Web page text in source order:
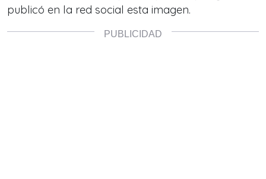
publicó en la red social esta imagen.